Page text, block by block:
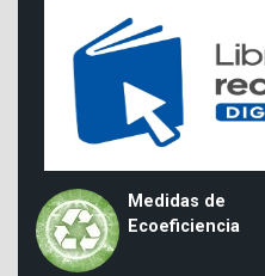
Medidas de
Ecoeficiencia